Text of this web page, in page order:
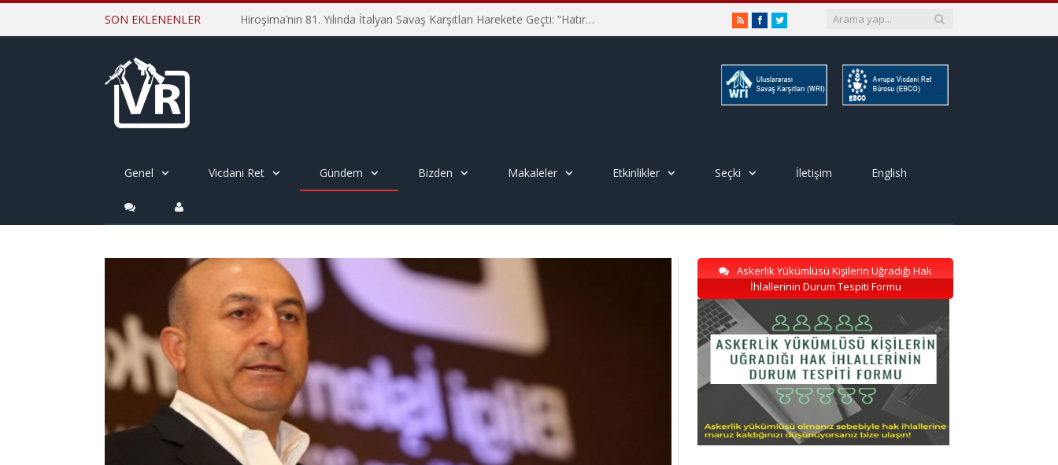
SON EKLENENLER Hiroşima’nın 81. Yılında İtalyan Savaş Karşıtları Harekete Geçti: “Hatırlamak yeterli değil” RSSFacebookTwitter
Genel Vicdani Ret Gündem Bizden Makaleler Etkinlikler Seçki İletişim English
Askerlik Yükümlüsü Kişilerin Uğradığı Hak
İhlallerinin Durum Tespiti Formu